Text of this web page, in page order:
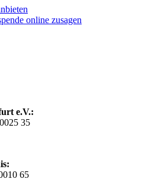
online zusagen
e.V.:
35
65